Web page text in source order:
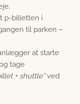
p-billetten i
til parken –
at starte
tage
+ shuttle”ved